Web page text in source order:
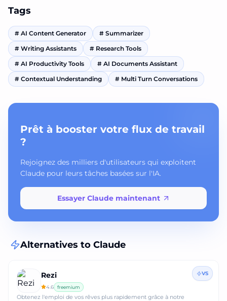
Tags
# AI Content Generator # Summarizer
# Writing Assistants # Research Tools
# AI Productivity Tools # AI Documents Assistant
# Contextual Understanding # Multi Turn Conversations
Prêt à booster votre flux de travail
?
Rejoignez des milliers d'utilisateurs qui exploitent
Claude pour leurs tâches basées sur l'IA.
Essayer Claude maintenant
Alternatives to Claude
Rezi
4.6 freemium
Obtenez l'emploi de vos rêves plus rapidement grâce à notre
VS